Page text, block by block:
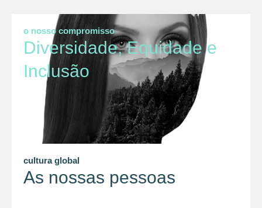
o nosso compromisso
Diversidade, Equidade e
Inclusão
cultura global
As nossas pessoas